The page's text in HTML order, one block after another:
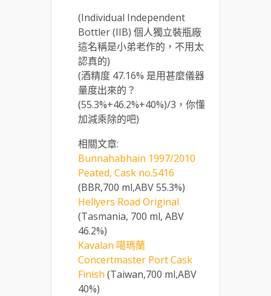
(Individual Independent
Bottler (IIB) 個人獨立裝瓶廠
這名稱是小弟老作的，不用太
認真的)
(酒精度 47.16% 是用甚麼儀器
量度出來的？
(55.3%+46.2%+40%)/3，你懂
加減乘除的吧)
相關文章:
Bunnahabhain 1997/2010
Peated, Cask no.5416
(BBR,700 ml,ABV 55.3%)
Hellyers Road Original
(Tasmania, 700 ml, ABV
46.2%)
Kavalan 噶瑪蘭
Concertmaster Port Cask
Finish (Taiwan,700 ml,ABV
40%)